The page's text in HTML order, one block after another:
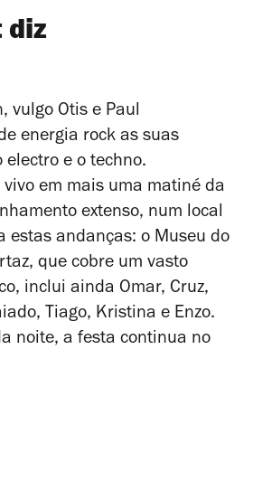
diz
vulgo Otis e Paul
energia rock as suas
electro e o techno.
vivo em mais uma matiné da
extenso, num local
estas andanças: o Museu do
que cobre um vasto
inclui ainda Omar, Cruz,
Tiago, Kristina e Enzo.
noite, a festa continua no